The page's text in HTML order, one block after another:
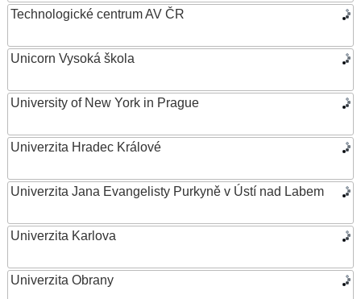
Technologické centrum AV ČR
Unicorn Vysoká škola
University of New York in Prague
Univerzita Hradec Králové
Univerzita Jana Evangelisty Purkyně v Ústí nad Labem
Univerzita Karlova
Univerzita Obrany